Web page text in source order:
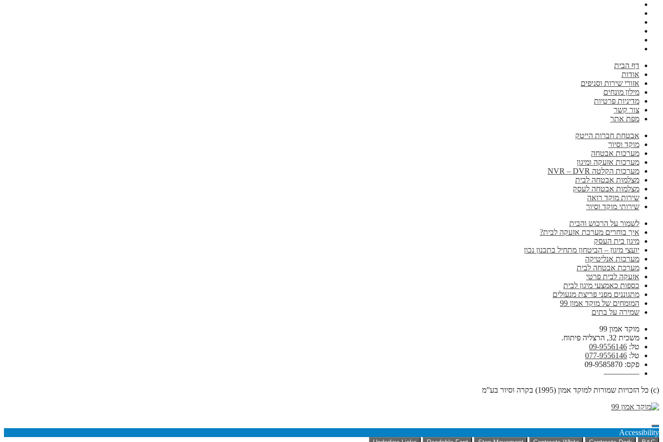
דף הבית
אודות
אזורי שירות וסניפים
מילון מונחים
מדיניות פרטיות
צור קשר
מפת אתר
אבטחת חברות הייטק
מוקד וסיור
מערכות אבטחה
מערכות אזעקה ומיגון
מערכות הקלטה NVR – DVR
מצלמות אבטחה לבית
מצלמות אבטחה לעסק
שירות מוקד רואה
שירותי מוקד וסיור
לשמור על הרכוש והבית
איך בוחרים מערכת אזעקה לבית?
מיגון בית העסק
יועצי מיגון – הביטחון מתחיל בתכנון נכון
מערכות אנליטיקה
מערכת אבטחה לבית
אזעקה לבית פרטי
כספות כאמצעי מיגון לבית
מתגוננים מפני פריצת מנעולים
המומחים של מוקד אמון 99
שמירה על בתים
מוקד אמון 99
משכית 32, הרצליה פיתוח.
טל: 09-9556146
טל: 077-9556146
פקס: 09-9585870
————–
(c) כל הזכויות שמורות למוקד אמון (1995) בקרה וסיור בע”מ
Accessibility